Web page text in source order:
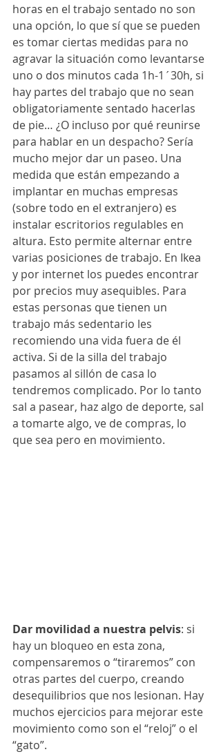
horas en el trabajo sentado no son
una opción, lo que sí que se pueden
es tomar ciertas medidas para no
agravar la situación como levantarse
uno o dos minutos cada 1h-1´30h, si
hay partes del trabajo que no sean
obligatoriamente sentado hacerlas
de pie… ¿O incluso por qué reunirse
para hablar en un despacho? Sería
mucho mejor dar un paseo. Una
medida que están empezando a
implantar en muchas empresas
(sobre todo en el extranjero) es
instalar escritorios regulables en
altura. Esto permite alternar entre
varias posiciones de trabajo. En Ikea
y por internet los puedes encontrar
por precios muy asequibles. Para
estas personas que tienen un
trabajo más sedentario les
recomiendo una vida fuera de él
activa. Si de la silla del trabajo
pasamos al sillón de casa lo
tendremos complicado. Por lo tanto
sal a pasear, haz algo de deporte, sal
a tomarte algo, ve de compras, lo
que sea pero en movimiento.
Dar movilidad a nuestra pelvis: si
hay un bloqueo en esta zona,
compensaremos o “tiraremos” con
otras partes del cuerpo, creando
desequilibrios que nos lesionan. Hay
muchos ejercicios para mejorar este
movimiento como son el “reloj” o el
“gato”.